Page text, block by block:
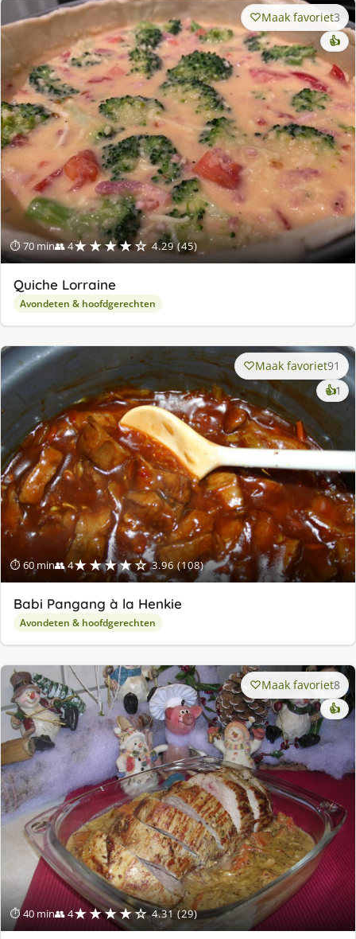
⏱ 70 min👥 4★★★★☆ 4.29 (45)
Maak favoriet3
👍
Quiche Lorraine
Avondeten & hoofdgerechten
⏱ 60 min👥 4★★★★☆ 3.96 (108)
Maak favoriet91
👍1
Babi Pangang à la Henkie
Avondeten & hoofdgerechten
⏱ 40 min👥 4★★★★☆ 4.31 (29)
Maak favoriet8
👍